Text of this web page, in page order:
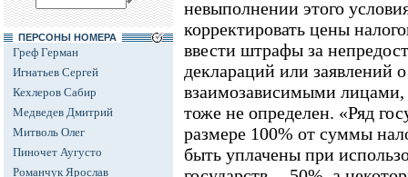
ПЕРСОНЫ НОМЕРА
Греф Герман
Игнатьев Сергей
Кехлеров Сабир
Медведев Дмитрий
Митволь Олег
Пиночет Аугусто
Романчук Ярослав
невыполнении этого
корректировать цены
ввести штрафы за
деклараций или заявлений
взаимозависимыми
тоже не определен. «Ряд
размере 100% от суммы
быть уплачены при